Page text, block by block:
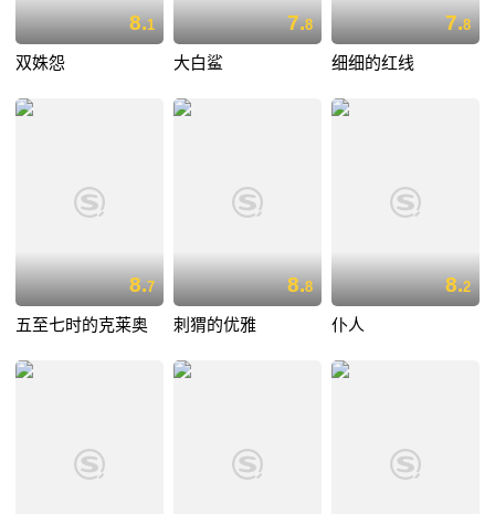
8.1
双姝怨
7.8
大白鲨
7.8
细细的红线
8.7
五至七时的克莱奥
8.8
刺猬的优雅
8.2
仆人